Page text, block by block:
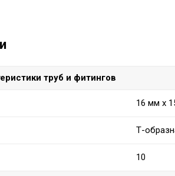
труб и фитингов
16 мм x
Т-
10